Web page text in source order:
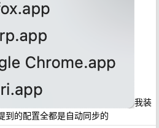
我装
到的配置全都是自动同步的